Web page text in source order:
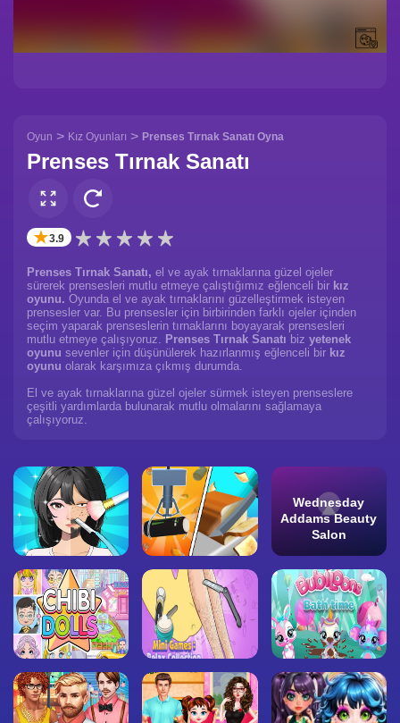
Oyun > Kız Oyunları > Prenses Tırnak Sanatı Oyna
Prenses Tırnak Sanatı
✭3.9
Prenses Tırnak Sanatı, el ve ayak tırnaklarına güzel ojeler
sürerek prensesleri mutlu etmeye çalıştığımız eğlenceli bir kız
oyunu. Oyunda el ve ayak tırnaklarını güzelleştirmek isteyen
prensesler var. Bu prensesler için birbirinden farklı ojeler içinden
seçim yaparak prenseslerin tırnaklarını boyayarak prensesleri
mutlu etmeye çalışıyoruz. Prenses Tırnak Sanatı biz yetenek
oyunu sevenler için düşünülerek hazırlanmış eğlenceli bir kız
oyunu olarak karşımıza çıkmış durumda.
El ve ayak tırnaklarına güzel ojeler sürmek isteyen prenseslere
çeşitli yardımlarda bulunarak mutlu olmalarını sağlamaya
çalışıyoruz.
Wednesday
Addams Beauty
Salon